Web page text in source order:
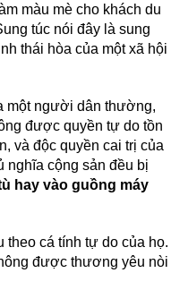
màu mè cho khách du
túc nói đây là sung
thái hòa của một xã hội
một người dân thường,
được quyền tự do tồn
và độc quyền cai trị của
nghĩa cộng sản đều bị
hay vào guồng máy
cá tính tự do của họ.
được thương yêu nòi